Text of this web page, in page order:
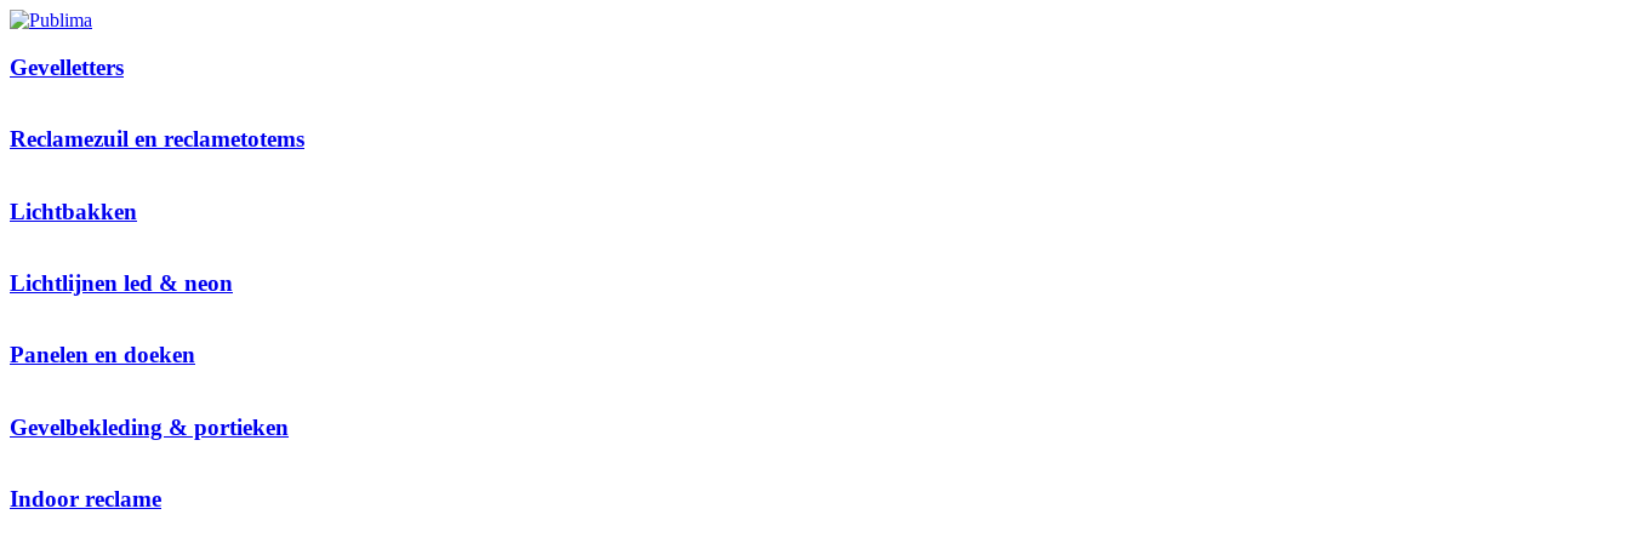
Gevelletters
Reclamezuil en reclametotems
Lichtbakken
Lichtlijnen led & neon
Panelen en doeken
Gevelbekleding & portieken
Indoor reclame